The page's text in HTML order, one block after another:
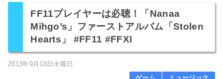
FF11プレイヤーは必聴！「Nanaa
Mihgo’s」ファーストアルバム「Stolen
Hearts」 #FF11 #FFXI
2013年9月18日水曜日